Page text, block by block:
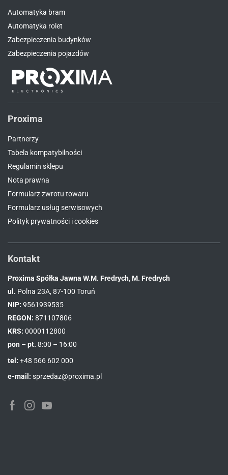
Automatyka bram
Automatyka rolet
Zabezpieczenia budynków
Zabezpieczenia pojazdów
Proxima
Partnerzy
Tabela kompatybilności
Regulamin sklepu
Nota prawna
Formularz zwrotu towaru
Formularz usług serwisowych
Polityk prywatności i cookies
Kontakt
Proxima Spółka Jawna W.M. Fredrych, M. Fredrych
ul. Polna 23A, 87-100 Toruń
NIP: 9561939535
REGON: 871107806
KRS: 0000112800
pon – pt. 8:00 – 16:00
tel: +48 566 602 000
e-mail: sprzedaz@proxima.pl
FacebookInstagramYoutube